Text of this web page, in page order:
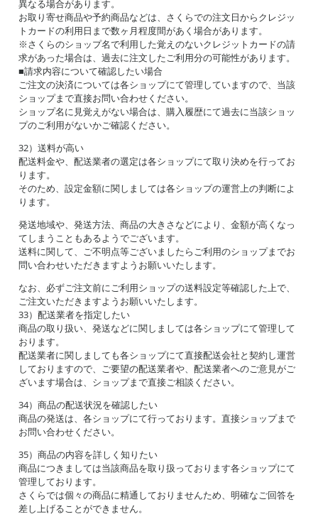
異なる場合があります。
お取り寄せ商品や予約商品などは、さくらでの注文日からクレジッ
トカードの利用日まで数ヶ月程度間があく場合があります。
※さくらのショップ名で利用した覚えのないクレジットカードの請
求があった場合は、過去に注文したご利用分の可能性があります。
■請求内容について確認したい場合
ご注文の決済については各ショップにて管理していますので、当該
ショップまで直接お問い合わせください。
ショップ名に見覚えがない場合は、購入履歴にて過去に当該ショッ
プのご利用がないかご確認ください。
32）送料が高い
配送料金や、配送業者の選定は各ショップにて取り決めを行ってお
ります。
そのため、設定金額に関しましては各ショップの運営上の判断によ
ります。
発送地域や、発送方法、商品の大きさなどにより、金額が高くなっ
てしまうこともあるようでございます。
送料に関して、ご不明点等ございましたらご利用のショップまでお
問い合わせいただきますようお願いいたします。
なお、必ずご注文前にご利用ショップの送料設定等確認した上で、
ご注文いただきますようお願いいたします。
33）配送業者を指定したい
商品の取り扱い、発送などに関しましては各ショップにて管理して
おります。
配送業者に関しましても各ショップにて直接配送会社と契約し運営
しておりますので、ご要望の配送業者や、配送業者へのご意見がご
ざいます場合は、ショップまで直接ご相談ください。
34）商品の配送状況を確認したい
商品の発送は、各ショップにて行っております。直接ショップまで
お問い合わせください。
35）商品の内容を詳しく知りたい
商品につきましては当該商品を取り扱っております各ショップにて
管理しております。
さくらでは個々の商品に精通しておりませんため、明確なご回答を
差し上げることができません。